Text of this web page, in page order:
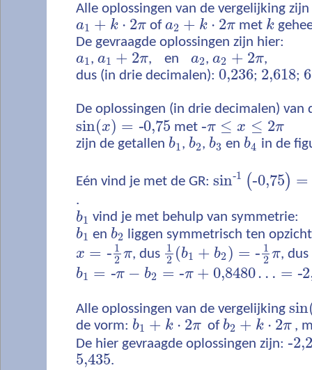
Alle oplossingen van de vergelijking
a1 + k ⋅ 2π ofa2 + k ⋅ 2π met k
De gevraagde oplossingen zijn hier:
a1,a1 + 2π, en a2,a2 + 2π,
dus (in drie decimalen): 0,236; 2,618;
De oplossingen (in drie decimalen) van
sin(x) = ‐0,75 met‐π ≤ x ≤ 2π
zijn de getallen b1 , b2, b3 en b4 in de
Eén vind je met de GR: sin‐1 (‐0,75) =
.
b1 vind je met behulp van symmetrie:
b1 en b2
liggen symmetrisch ten
x = ‐ 1
2 π, dus 1
2 (b1 + b2 ) = ‐ 1
2 π, dus
b1 = ‐π − b2 = ‐π + 0,8480… = ‐
Alle oplossingen van de vergelijking sin
de vorm: b1 + k ⋅ 2π of b2 + k ⋅ 2π ,
De hier gevraagde oplossingen zijn: ‐
5,435.